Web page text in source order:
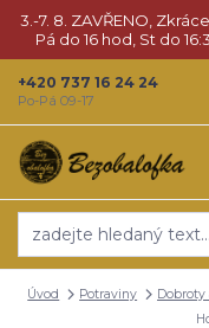
3.-7. 8. ZAVŘENO,
Pá do 16 hod, St do
+420 737 16 24 24
Po-Pá 09-17
Úvod Potraviny